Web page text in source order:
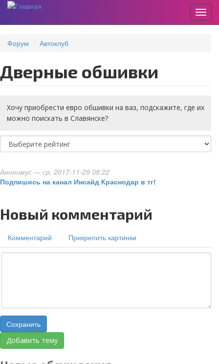
основному
Форум Автоклуб
Дверные обшивки
Хочу приобрести евро обшивки на ваз, подскажите, где их
можно поискать в Славянске?
Анонимус — ср, 2017-11-29 08:22
Подпишись на канал Инсайд Краснодар в тг!
Новый комментарий
Комментарий Прикрепить картинки
Сохранить
Добавить тему